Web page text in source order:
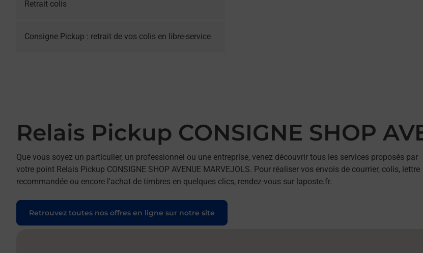
Retrait colis
Consigne Pickup : retrait de vos colis en libre-service
Relais Pickup CONSIGNE SHOP
Que vous soyez un particulier, un professionnel ou une entreprise, venez découvrir tous les services proposés par
votre point Relais Pickup CONSIGNE SHOP AVENUE MARVEJOLS. Pour réaliser vos envois de courrier, colis, lettre
recommandée ou encore l'achat de timbres en quelques clics, rendez-vous sur laposte.fr.
Retrouvez toutes nos offres en ligne sur notre site